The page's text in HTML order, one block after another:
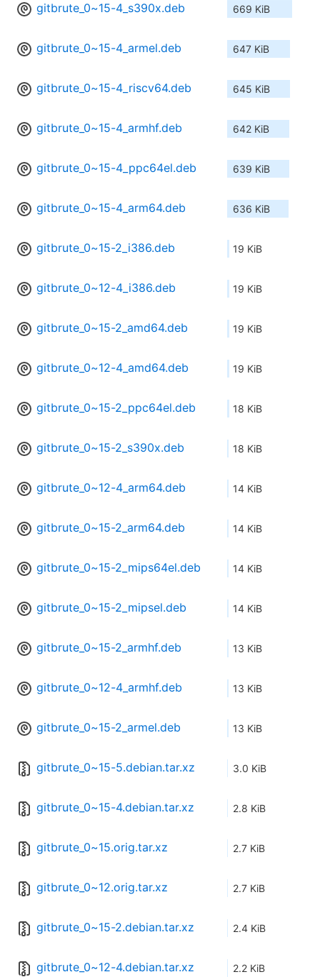
gitbrute_0~15-4_s390x.deb 669 KiB
gitbrute_0~15-4_armel.deb 647 KiB
gitbrute_0~15-4_riscv64.deb 645 KiB
gitbrute_0~15-4_armhf.deb 642 KiB
gitbrute_0~15-4_ppc64el.deb 639 KiB
gitbrute_0~15-4_arm64.deb 636 KiB
gitbrute_0~15-2_i386.deb 19 KiB
gitbrute_0~12-4_i386.deb 19 KiB
gitbrute_0~15-2_amd64.deb 19 KiB
gitbrute_0~12-4_amd64.deb 19 KiB
gitbrute_0~15-2_ppc64el.deb 18 KiB
gitbrute_0~15-2_s390x.deb 18 KiB
gitbrute_0~12-4_arm64.deb 14 KiB
gitbrute_0~15-2_arm64.deb 14 KiB
gitbrute_0~15-2_mips64el.deb 14 KiB
gitbrute_0~15-2_mipsel.deb 14 KiB
gitbrute_0~15-2_armhf.deb 13 KiB
gitbrute_0~12-4_armhf.deb 13 KiB
gitbrute_0~15-2_armel.deb 13 KiB
gitbrute_0~15-5.debian.tar.xz 3.0 KiB
gitbrute_0~15-4.debian.tar.xz 2.8 KiB
gitbrute_0~15.orig.tar.xz 2.7 KiB
gitbrute_0~12.orig.tar.xz 2.7 KiB
gitbrute_0~15-2.debian.tar.xz 2.4 KiB
gitbrute_0~12-4.debian.tar.xz 2.2 KiB